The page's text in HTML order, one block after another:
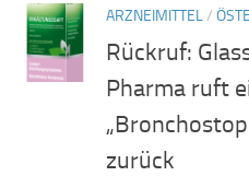
ARZNEIMITTEL/
Rückruf:
Pharma ruft
zurück